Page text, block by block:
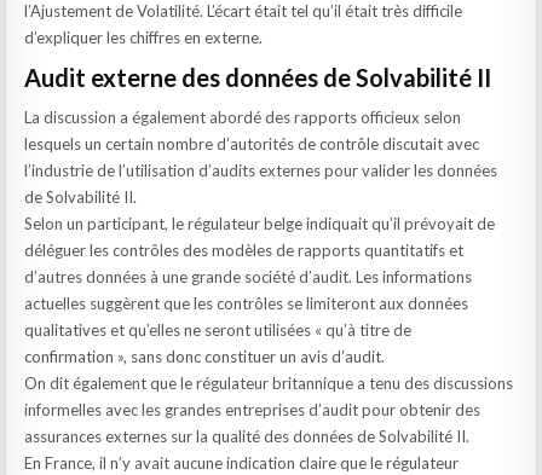
l’Ajustement de Volatilité. L’écart était tel qu’il était très difficile
d’expliquer les chiffres en externe.
Audit externe des données de Solvabilité II
La discussion a également abordé des rapports officieux selon
lesquels un certain nombre d’autorités de contrôle discutait avec
l’industrie de l’utilisation d’audits externes pour valider les données
de Solvabilité II.
Selon un participant, le régulateur belge indiquait qu’il prévoyait de
déléguer les contrôles des modèles de rapports quantitatifs et
d’autres données à une grande société d’audit. Les informations
actuelles suggèrent que les contrôles se limiteront aux données
qualitatives et qu’elles ne seront utilisées « qu’à titre de
confirmation », sans donc constituer un avis d’audit.
On dit également que le régulateur britannique a tenu des discussions
informelles avec les grandes entreprises d’audit pour obtenir des
assurances externes sur la qualité des données de Solvabilité II.
En France, il n’y avait aucune indication claire que le régulateur